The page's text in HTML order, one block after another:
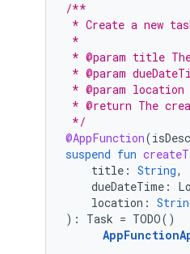
/**
* Create a new
*
* @param title
* @param
* @param
* @return The
*/
@AppFunction(
suspend fun
title : String,
dueDateTime :
location :
):
Task = TODO()